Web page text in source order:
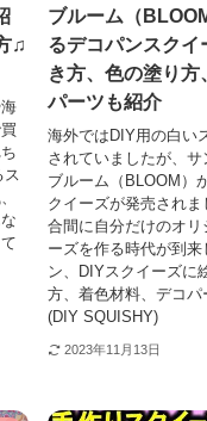
♫
ス
ブルーム（
るデコパンスクイ
き方、色の塗り方
パーツも紹介
海外ではDIY用の白い
されていましたが、サ
ブルーム（BLOOM）
クイーズが発売され
合間に自分だけのオ
ーズを作る時代が到
ン、DIYスクイーズに
方、着色材料、デコパ
(DIY SQUISHY)
2023年11月13日